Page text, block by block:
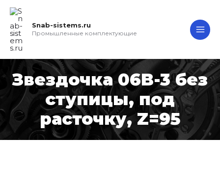
Перейти
содержимому
Snab-sistems.ru
Промышленные комплектующие
Звездочка 06B-3 без
ступицы, под
расточку, Z=95